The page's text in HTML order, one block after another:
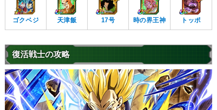
ゴクベジ 天津飯 17号 時の界王神 トッポ
復活戦士の攻略